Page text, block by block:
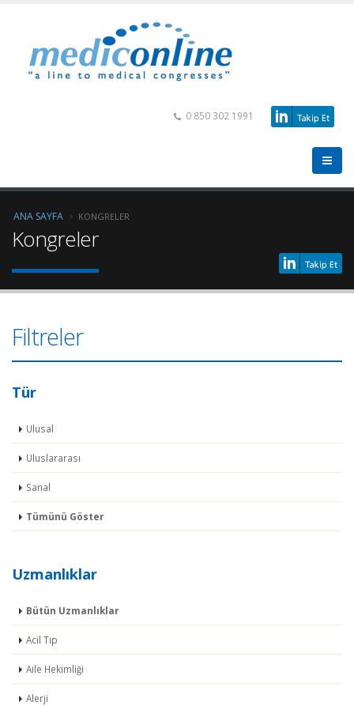
0 850 302 1991
ANA SAYFA KONGRELER
Kongreler
Filtreler
Tür
Ulusal
Uluslararası
Sanal
Tümünü Göster
Uzmanlıklar
Bütün Uzmanlıklar
Acil Tıp
Aile Hekimliği
Alerji